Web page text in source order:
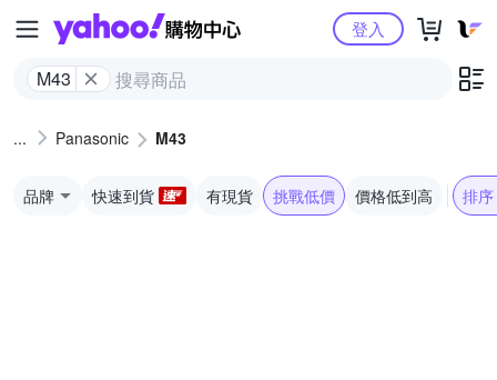
Yahoo購物中心
M43
登入
Panasonic M43
品牌 快速到貨 有現貨 挑戰低價 價格低到高 排序